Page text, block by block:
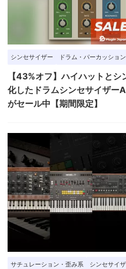
シンセサイザー ドラム・パーカッション
【43%オフ】ハイハットと
化したドラムシンセサイザー
がセール中【期間限定】
サチュレーション・歪み系 シンセサイ